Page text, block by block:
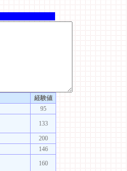
経験値
95
133
200
146
160